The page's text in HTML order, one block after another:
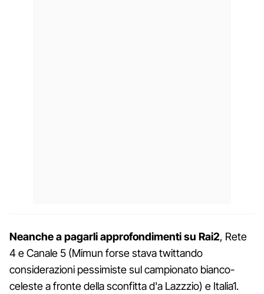
Neanche a pagarli approfondimenti su Rai2, Rete
4 e Canale 5 (Mimun forse stava twittando
considerazioni pessimiste sul campionato bianco-
celeste a fronte della sconfitta d'a Lazzzio) e Italia1.